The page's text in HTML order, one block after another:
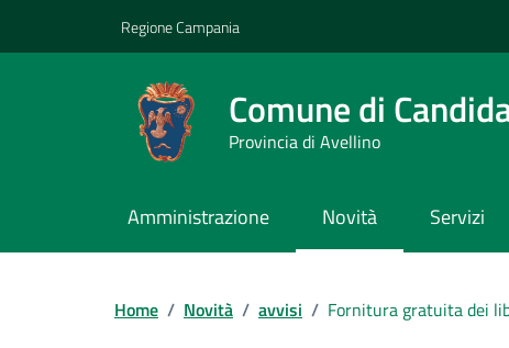
Regione Campania
Comune di
Provincia di Avellino
Amministrazione Novità Servizi
Home / Novità / avvisi / Fornitura gratuita dei